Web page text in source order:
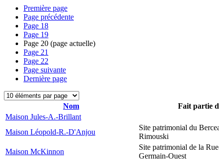
Première page
Page précédente
Page 18
Page 19
Page 20 (page actuelle)
Page 21
Page 22
Page suivante
Dernière page
Nom
Fait partie
Maison Jules-A.-Brillant
Maison Léopold-R.-D'Anjou
Site patrimonial du
Rimouski
Maison McKinnon
Site patrimonial de la
Germain-Ouest